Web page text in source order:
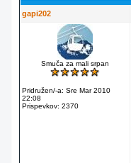
gapi202
Smuča za mali srpan
Pridružen/-a: Sre Mar 2010
22:08
Prispevkov: 2370